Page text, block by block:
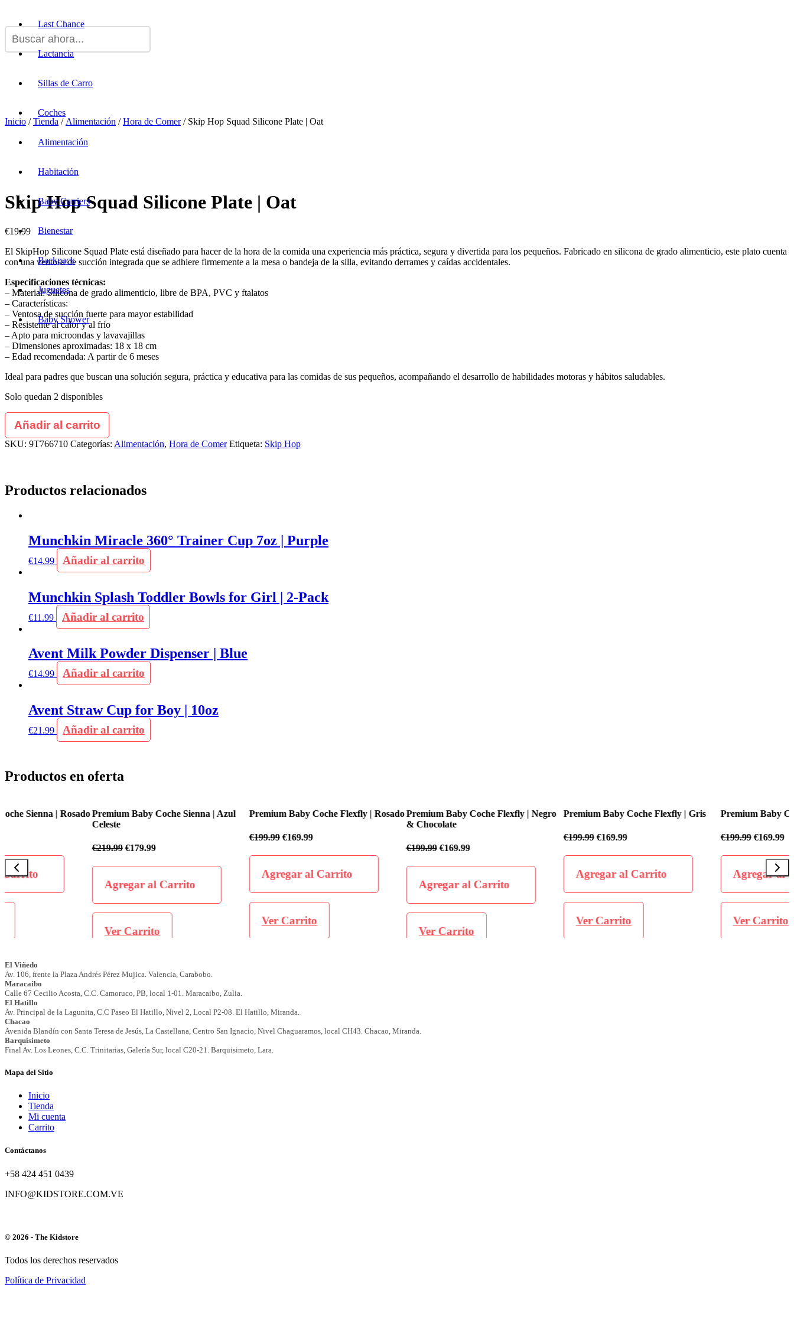
Last Chance
Lactancia
Sillas de Carro
Coches
Alimentación
Habitación
Baby Carriers
Bienestar
Backpack
Juguetes
Baby Shower
Inicio /Tienda / Alimentación /Hora de Comer/ Skip Hop Squad Silicone Plate | Oat
Skip Hop Squad Silicone Plate | Oat
€19.99
El SkipHop Silicone Squad Plate está diseñado para hacer de la hora de la comida una experiencia más práctica, segura y divertida para los pequeños. Fabricado en silicona de grado alimenticio, este plato cuenta
con una ventosa de succión integrada que se adhiere firmemente a la mesa o bandeja de la silla, evitando derrames y caídas accidentales.
Especificaciones técnicas:
– Material: Silicona de grado alimenticio, libre de BPA, PVC y ftalatos
– Características:
– Ventosa de succión fuerte para mayor estabilidad
– Resistente al calor y al frío
– Apto para microondas y lavavajillas
– Dimensiones aproximadas: 18 x 18 cm
– Edad recomendada: A partir de 6 meses
Ideal para padres que buscan una solución segura, práctica y educativa para las comidas de sus pequeños, acompañando el desarrollo de habilidades motoras y hábitos saludables.
Solo quedan 2 disponibles
Añadir al carrito
SKU: 9T766710 Categorías: Alimentación, Hora de Comer Etiqueta: Skip Hop
Productos relacionados
Munchkin Miracle 360° Trainer Cup 7oz | Purple
€14.99 Añadir al carrito
Munchkin Splash Toddler Bowls for Girl | 2-Pack
€11.99 Añadir al carrito
Avent Milk Powder Dispenser | Blue
€14.99 Añadir al carrito
Avent Straw Cup for Boy | 10oz
€21.99 Añadir al carrito
Productos en oferta
Premium Baby Coche Sienna | Azul
Agregar al Carrito
Premium Baby Coche Flexfly | Rosado
Agregar al Carrito
Premium Baby Coche Flexfly | Negro
Agregar al Carrito
Premium Baby Coche Flexfly | Gris
Agregar al Carrito
Premium Baby Coche Flexfly | Negro
Agregar al Carrito
Mapa del Sitio
Inicio
Tienda
Mi cuenta
Carrito
Contáctanos
+58 424 451 0439
INFO@KIDSTORE.COM.VE
© 2026 - The Kidstore
Todos los derechos reservados
Política de Privacidad